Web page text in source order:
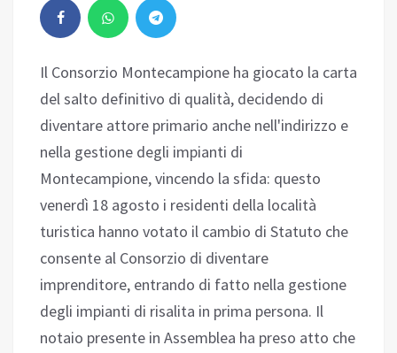
Il Consorzio Montecampione ha giocato la carta
del salto definitivo di qualità, decidendo di
diventare attore primario anche nell'indirizzo e
nella gestione degli impianti di
Montecampione, vincendo la sfida: questo
venerdì 18 agosto i residenti della località
turistica hanno votato il cambio di Statuto che
consente al Consorzio di diventare
imprenditore, entrando di fatto nella gestione
degli impianti di risalita in prima persona. Il
notaio presente in Assemblea ha preso atto che